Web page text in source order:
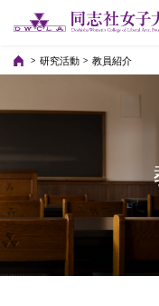
研究活動 教員紹介